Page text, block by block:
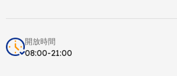
開放時間
08:00-21:00